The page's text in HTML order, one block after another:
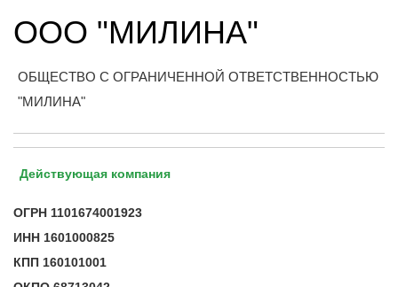
ООО "МИЛИНА"
ОБЩЕСТВО С ОГРАНИЧЕННОЙ ОТВЕТСТВЕННОСТЬЮ
"МИЛИНА"
Действующая компания
ОГРН 1101674001923
ИНН 1601000825
КПП 160101001